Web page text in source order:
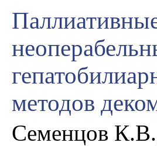
методов
Семенцов